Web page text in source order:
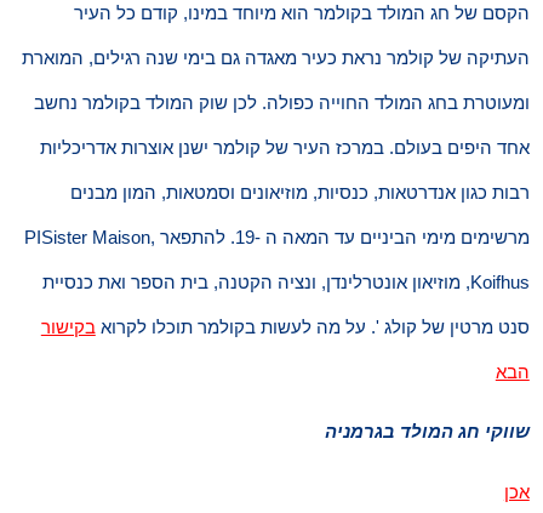
הקסם של חג המולד בקולמר הוא מיוחד במינו, קודם כל העיר
העתיקה של קולמר נראת כעיר מאגדה גם בימי שנה רגילים, המוארת
ומעוטרת בחג המולד החוייה כפולה. לכן שוק המולד בקולמר נחשב
אחד היפים בעולם. במרכז העיר של קולמר ישנן אוצרות אדריכליות
רבות כגון אנדרטאות, כנסיות, מוזיאונים וסמטאות, המון מבנים
מרשימים מימי הביניים עד המאה ה -19. להתפאר PISister Maison,
Koifhus, מוזיאון אונטרלינדן, ונציה הקטנה, בית הספר ואת כנסיית
סנט מרטין של קולג '. על מה לעשות בקולמר תוכלו לקרואבקישור
הבא
שווקי חג המולד בגרמניה
אכן